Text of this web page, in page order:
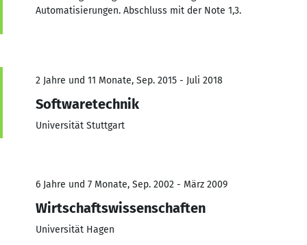
Automatisierungen. Abschluss mit der Note 1,3.
2 Jahre und 11 Monate, Sep. 2015 - Juli 2018
Softwaretechnik
Universität Stuttgart
6 Jahre und 7 Monate, Sep. 2002 - März 2009
Wirtschaftswissenschaften
Universität Hagen